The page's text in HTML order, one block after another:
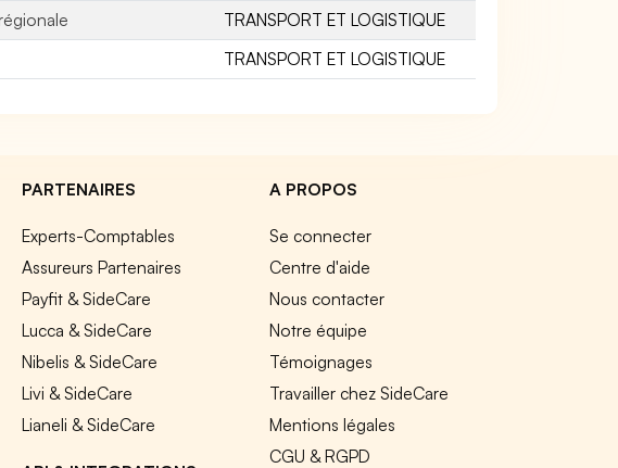
TRANSPORT ET LOGISTIQUE
TRANSPORT ET LOGISTIQUE
PARTENAIRES
Experts-Comptables
Assureurs Partenaires
Payfit & SideCare
Lucca & SideCare
Nibelis & SideCare
Livi & SideCare
Lianeli & SideCare
A PROPOS
Se connecter
Centre d'aide
Nous contacter
Notre équipe
Témoignages
Travailler chez SideCare
Mentions légales
CGU & RGPD